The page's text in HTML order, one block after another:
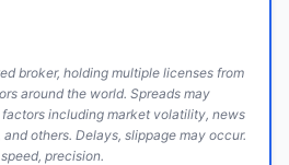
broker, holding multiple licenses from
around the world. Spreads may
including market volatility, news
others. Delays, slippage may occur.
precision.